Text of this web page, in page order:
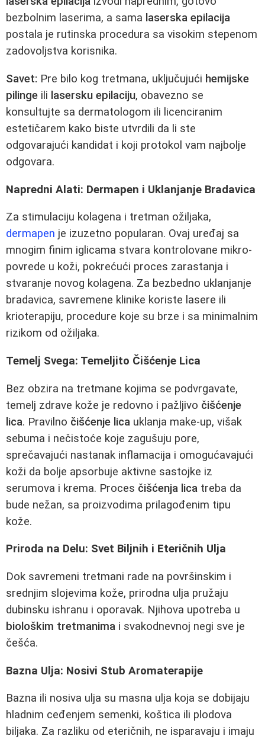
bezbolnim laserima, a sama laserska epilacija
postala je rutinska procedura sa visokim stepenom
zadovoljstva korisnika.
Savet: Pre bilo kog tretmana, uključujući hemijske
pilinge ili lasersku epilaciju, obavezno se
konsultujte sa dermatologom ili licenciranim
estetičarem kako biste utvrdili da li ste
odgovarajući kandidat i koji protokol vam najbolje
odgovara.
Napredni Alati: Dermapen i Uklanjanje Bradavica
Za stimulaciju kolagena i tretman ožiljaka,
dermapen je izuzetno popularan. Ovaj uređaj sa
mnogim finim iglicama stvara kontrolovane mikro-
povrede u koži, pokrećući proces zarastanja i
stvaranje novog kolagena. Za bezbedno uklanjanje
bradavica, savremene klinike koriste lasere ili
krioterapiju, procedure koje su brze i sa minimalnim
rizikom od ožiljaka.
Temelj Svega: Temeljito Čišćenje Lica
Bez obzira na tretmane kojima se podvrgavate,
temelj zdrave kože je redovno i pažljivo čišćenje
lica. Pravilno čišćenje lica uklanja make-up, višak
sebuma i nečistoće koje zagušuju pore,
sprečavajući nastanak inflamacija i omogućavajući
koži da bolje apsorbuje aktivne sastojke iz
serumova i krema. Proces čišćenja lica treba da
bude nežan, sa proizvodima prilagođenim tipu
kože.
Priroda na Delu: Svet Biljnih i Eteričnih Ulja
Dok savremeni tretmani rade na površinskim i
srednjim slojevima kože, prirodna ulja pružaju
dubinsku ishranu i oporavak. Njihova upotreba u
biološkim tretmanima i svakodnevnoj negi sve je
češća.
Bazna Ulja: Nosivi Stub Aromaterapije
Bazna ili nosiva ulja su masna ulja koja se dobijaju
hladnim ceđenjem semenki, koštica ili plodova
biljaka. Za razliku od eteričnih, ne isparavaju i imaju